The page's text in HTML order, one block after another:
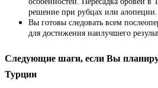
решение при рубцах или алопеции.
Вы готовы следовать всем
для достижения наилучшего
Следующие шаги, если Вы
Турции